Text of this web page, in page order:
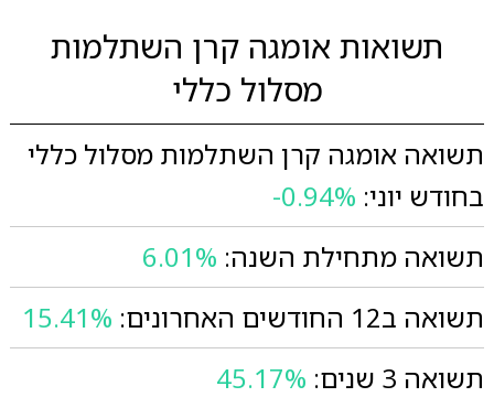
תשואות אומגה קרן השתלמות
מסלול כללי
תשואה אומגה קרן השתלמות מסלול כללי
בחודש יוני: -0.94%
תשואה מתחילת השנה: 6.01%
תשואה ב12 החודשים האחרונים:
15.41%
תשואה 3 שנים:
45.17%